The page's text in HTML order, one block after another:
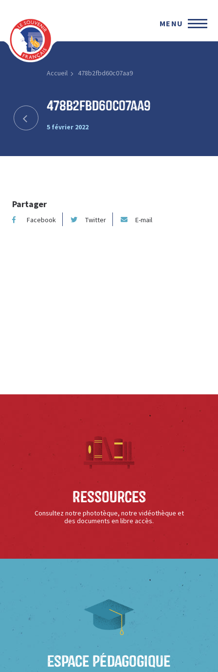
MENU
Accueil 478b2fbd60c07aa9
478b2fbd60c07aa9
5 février 2022
Partager
Facebook Twitter E-mail
Ressources
Consultez notre phototèque, notre vidéothèque et
des documents en libre accès.
Espace Pédagogique